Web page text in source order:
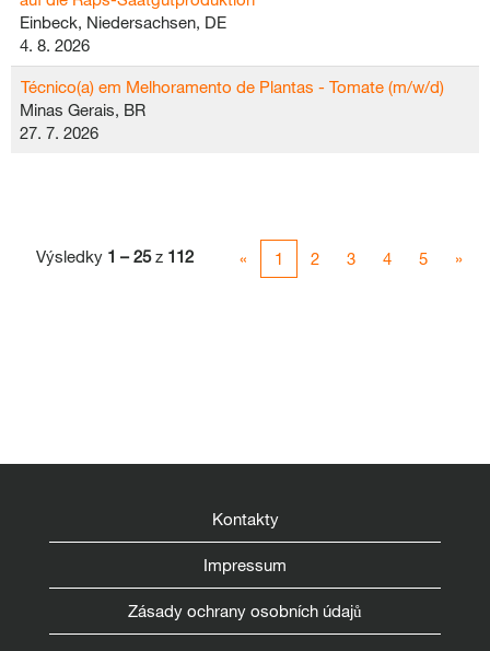
Einbeck, Niedersachsen, DE
4. 8. 2026
Técnico(a) em Melhoramento de Plantas - Tomate (m/w/d)
Minas Gerais, BR
27. 7. 2026
Výsledky 1 – 25z 112 « 1 2 3 4 5 »
Kontakty
Impressum
Zásady ochrany osobních údajů